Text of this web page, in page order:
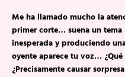
Me ha llamado mucho la
primer corte… suena un
inesperada y produciendo
oyente aparece tu voz…
¿Precisamente causar